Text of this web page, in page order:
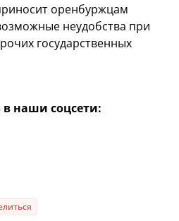
оренбуржцам
неудобства при
государственных
наши соцсети: